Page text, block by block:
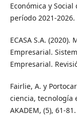
Económica y
período 2021-2026.
ECASA S.A.
Empresarial.
Empresarial.
Fairlie, A. y
ciencia, tecnología
AKADEM, (5), 61-81.